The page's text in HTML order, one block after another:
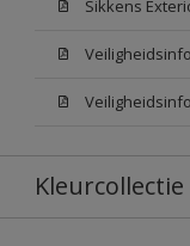
Kleurcollectie